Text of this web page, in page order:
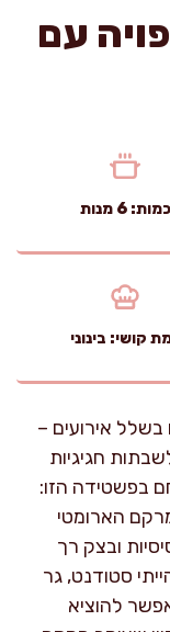
עם
כמות: 6 מנות
קושי: בינוני
אירועים –
חגיגיות
בפשטידה הזו:
הארומטי
ובצק רך
סטודנט, גר
להוציא